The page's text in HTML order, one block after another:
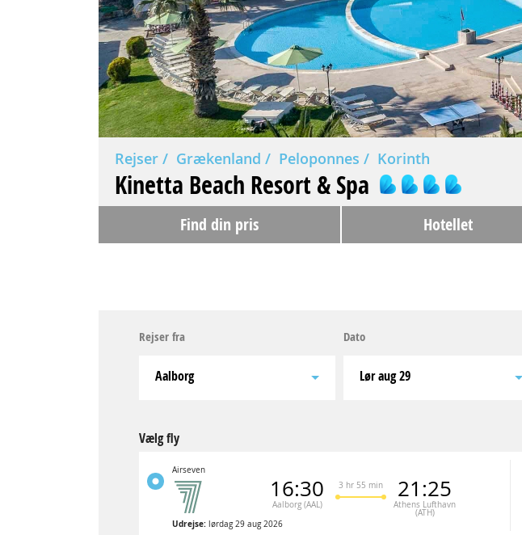
Rejser Grækenland Peloponnes Korinth
Kinetta Beach Resort & Spa
Find din pris Hotellet
Rejser fra
Aalborg
Dato
lør aug 29
Vælg fly
Airseven
16:30
Aalborg (AAL)
3 hr 55 min 21:25
Athens Lufthavn
(ATH)
Udrejse: lørdag 29 aug 2026